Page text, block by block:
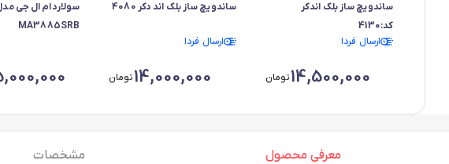
ساندویچ ساز بلک اندکر
کد:4130
ارسال فردا
14,500,000تومان
ساندویچ ساز بلک اند دکر 4080
ارسال فردا
14,000,000تومان
سولاردام ال جی
MA3885SRB
معرفی محصول مشخصات